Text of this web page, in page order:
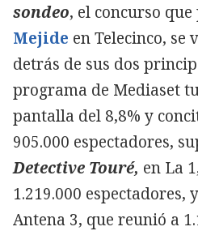
sondeo, el concurso
Mejide en Telecinco,
detrás de sus dos
programa de Mediaset
pantalla del 8,8% y
905.000 espectadores,
Detective Touré, en La
1.219.000 espectadores,
Antena 3, que reunió a